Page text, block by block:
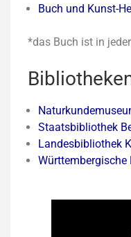
Buch und Kunst-
*das Buch ist in
Staatsbibliothek
Landesbibliothek